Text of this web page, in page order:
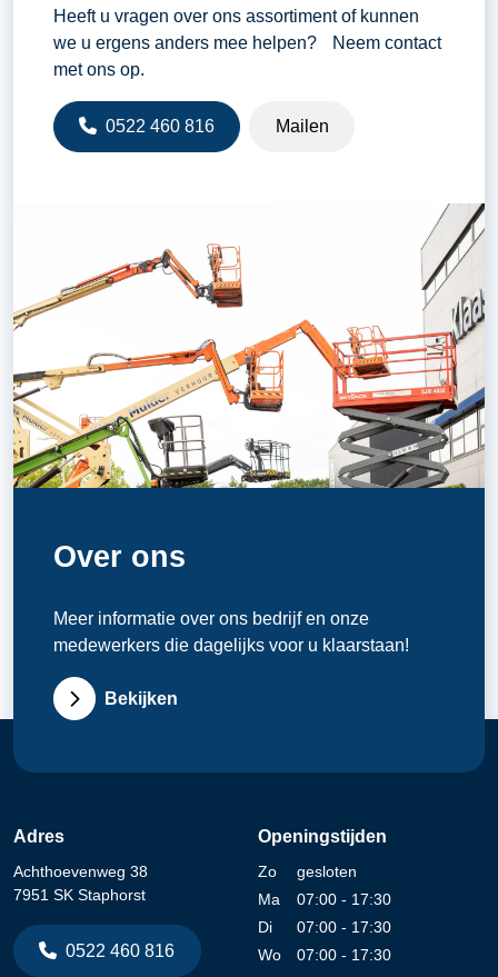
Heeft u vragen over ons assortiment of kunnen
we u ergens anders mee helpen? Neem contact
met ons op.
0522 460 816 Mailen
Over ons
Meer informatie over ons bedrijf en onze
medewerkers die dagelijks voor u klaarstaan!
Bekijken
Adres
Achthoevenweg 38
7951 SK Staphorst
0522 460 816
Openingstijden
Zo
gesloten
Ma
07:00 - 17:30
Di
07:00 - 17:30
Wo
07:00 - 17:30